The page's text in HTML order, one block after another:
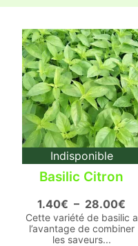
Indisponible
Basilic Citron
1.40€ – 28.00€
Cette variété de basilic a
l’avantage de combiner
les saveurs...